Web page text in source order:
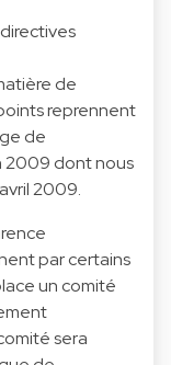
de
reprennent
de
2009 dont nous
2009.
par certains
un comité
sera